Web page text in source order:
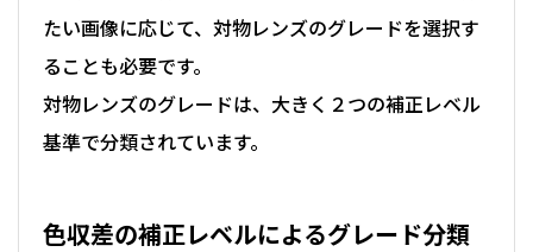
たい画像に応じて、対物レンズのグレードを選択す
ることも必要です。
対物レンズのグレードは、大きく２つの補正レベル
基準で分類されています。
色収差の補正レベルによるグレード分類